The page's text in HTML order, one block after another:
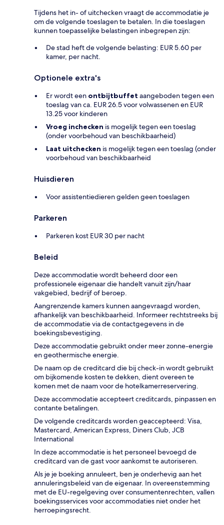
Tijdens het in- of uitchecken vraagt de accommodatie je
om de volgende toeslagen te betalen. In die toeslagen
kunnen toepasselijke belastingen inbegrepen zijn:
De stad heft de volgende belasting: EUR 5.60 per
kamer, per nacht.
Optionele extra's
Er wordt een ontbijtbuffet aangeboden tegen een
toeslag van ca. EUR 26.5 voor volwassenen en EUR
13.25 voor kinderen
Vroeg inchecken is mogelijk tegen een toeslag
(onder voorbehoud van beschikbaarheid)
Laat uitchecken is mogelijk tegen een toeslag (onder
voorbehoud van beschikbaarheid
Huisdieren
Voor assistentiedieren gelden geen toeslagen
Parkeren
Parkeren kost EUR 30 per nacht
Beleid
Deze accommodatie wordt beheerd door een
professionele eigenaar die handelt vanuit zijn/haar
vakgebied, bedrijf of beroep.
Aangrenzende kamers kunnen aangevraagd worden,
afhankelijk van beschikbaarheid. Informeer rechtstreeks bij
de accommodatie via de contactgegevens in de
boekingsbevestiging.
Deze accommodatie gebruikt onder meer zonne-energie
en geothermische energie.
De naam op de creditcard die bij check-in wordt gebruikt
om bijkomende kosten te dekken, dient overeen te
komen met de naam voor de hotelkamerreservering.
Deze accommodatie accepteert creditcards, pinpassen en
contante betalingen.
De volgende creditcards worden geaccepteerd: Visa,
Mastercard, American Express, Diners Club, JCB
International
In deze accommodatie is het personeel bevoegd de
creditcard van de gast voor aankomst te autoriseren.
Als je je boeking annuleert, ben je onderhevig aan het
annuleringsbeleid van de eigenaar. In overeenstemming
met de EU-regelgeving over consumentenrechten, vallen
boekingsservices voor accommodaties niet onder het
herroepingsrecht.